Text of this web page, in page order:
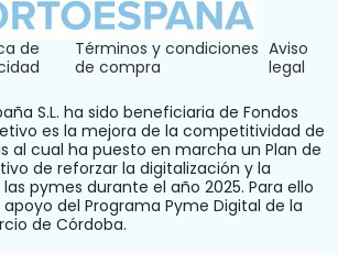
de
Términos y condiciones
de compra
Aviso
legal
S.L. ha sido beneficiaria de Fondos
es la mejora de la competitividad de
al cual ha puesto en marcha un Plan de
de reforzar la digitalización y la
pymes durante el año 2025. Para ello
del Programa Pyme Digital de la
de Córdoba.